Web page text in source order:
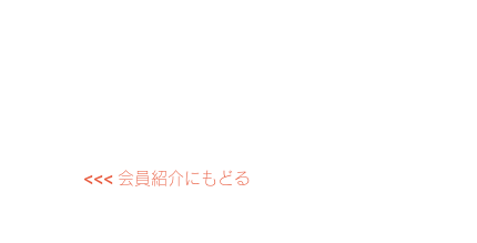
<<< 会員紹介にもどる